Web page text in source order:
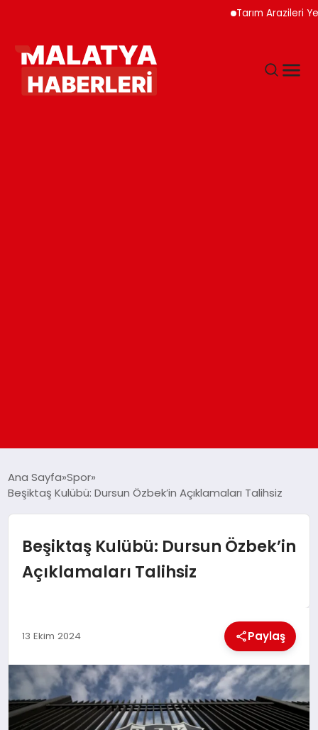
Tarım Arazileri Yeni
DÜNYA
EKONOMI
MAGAZIN
SAĞLIK
Ana Sayfa Spor
Beşiktaş Kulübü: Dursun Özbek’in Açıklamaları Talihsiz
Beşiktaş Kulübü: Dursun Özbek’in
Açıklamaları Talihsiz
13 Ekim 2024 Paylaş